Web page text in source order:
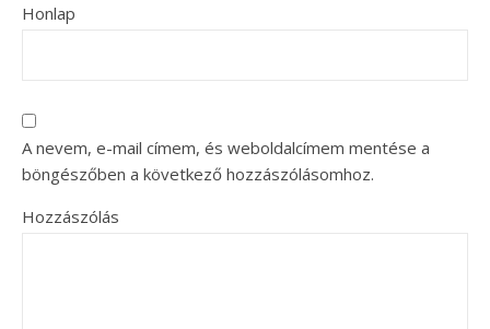
Honlap
A nevem, e-mail címem, és weboldalcímem mentése a
böngészőben a következő hozzászólásomhoz.
Hozzászólás